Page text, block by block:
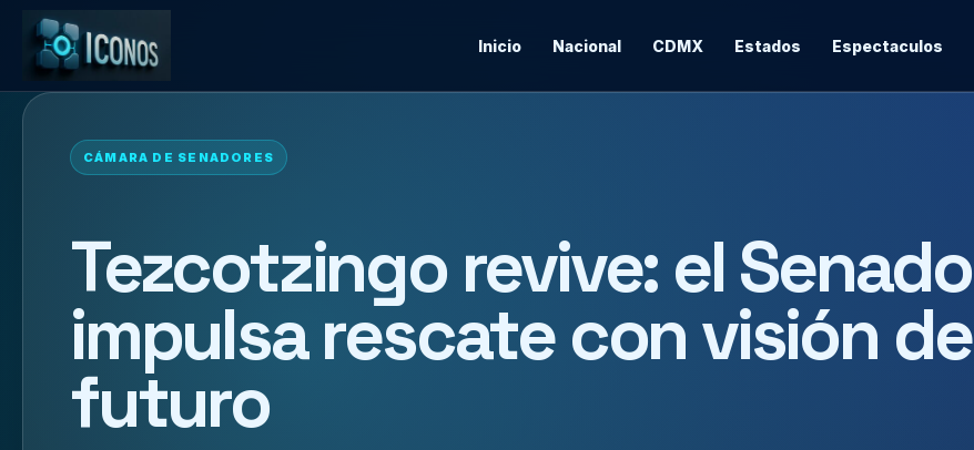
Inicio Nacional CDMX Estados Espectaculos
CÁMARA DE SENADORES
Tezcotzingo revive: el Senado
impulsa rescate con visión de
futuro